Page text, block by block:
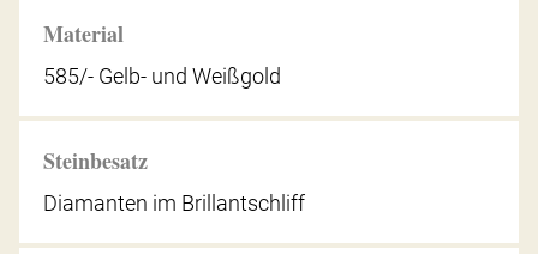
Material
585/- Gelb- und Weißgold
Steinbesatz
Diamanten im Brillantschliff